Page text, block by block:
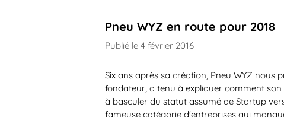
Pneu WYZ en route pour 2018
Publié le 4 février 2016
Six ans après sa création, Pneu WYZ nous
fondateur, a tenu à expliquer comment
à basculer du statut assumé de Startup
fameuse catégorie d'entreprises qui